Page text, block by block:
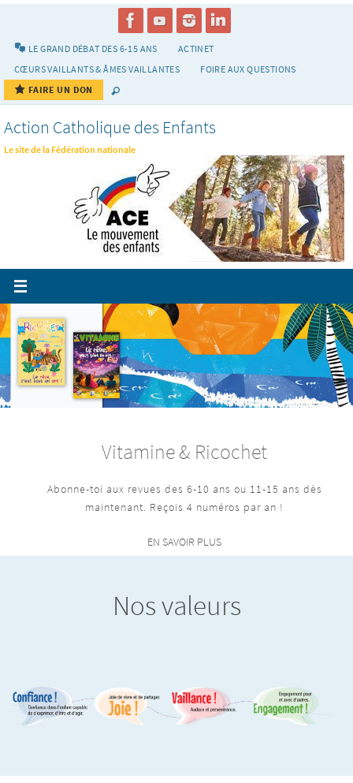
LE GRAND DÉBAT DES 6-15 ANS
ACTINET
CŒURS VAILLANTS & ÂMES VAILLANTES
FOIRE AUX QUESTIONS
FAIRE UN DON
Action Catholique des Enfants
Le site de la Fédération nationale
Vitamine & Ricochet
Abonne-toi aux revues des 6-10 ans ou 11-15 ans dès
maintenant. Reçois 4 numéros par an !
EN SAVOIR PLUS
Nos valeurs